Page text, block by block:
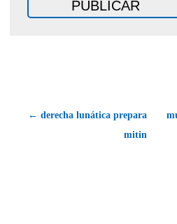
← derecha lunática prepara
mitin